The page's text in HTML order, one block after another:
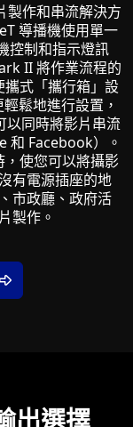
製作和串流解決方
導播機使用單一
控制和指示燈訊
II 將作業流程的
式「攜行箱」設
鬆地進行設置，
以同時將影片串流
和 Facebook）。
使您可以將攝影
有電源插座的地
市政廳、政府活
製作。
出選擇